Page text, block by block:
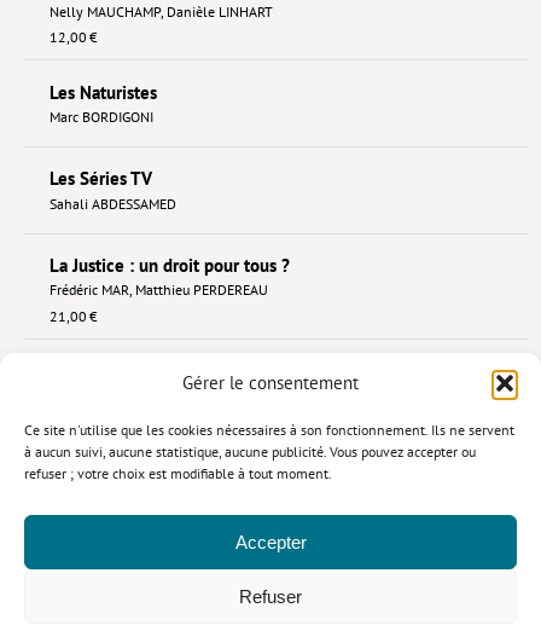
Gérer le consentement
Ce site n'utilise que les cookies nécessaires à son fonctionnement. Ils ne servent
à aucun suivi, aucune statistique, aucune publicité. Vous pouvez accepter ou
refuser ; votre choix est modifiable à tout moment.
Accepter
Refuser
Nelly MAUCHAMP, Danièle LINHART
12,00 €
Les Naturistes
Marc BORDIGONI
Les Séries TV
Sahali ABDESSAMED
La Justice : un droit pour tous ?
Frédéric MAR, Matthieu PERDEREAU
21,00 €
»